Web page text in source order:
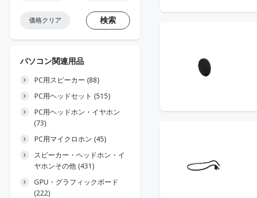
価格クリア 検索
パソコン関連用品
PC用スピーカー (88)
PC用ヘッドセット (515)
PC用ヘッドホン・イヤホン
(73)
PC用マイクロホン (45)
スピーカー・ヘッドホン・イ
ヤホンその他 (431)
GPU・グラフィックボード
(222)